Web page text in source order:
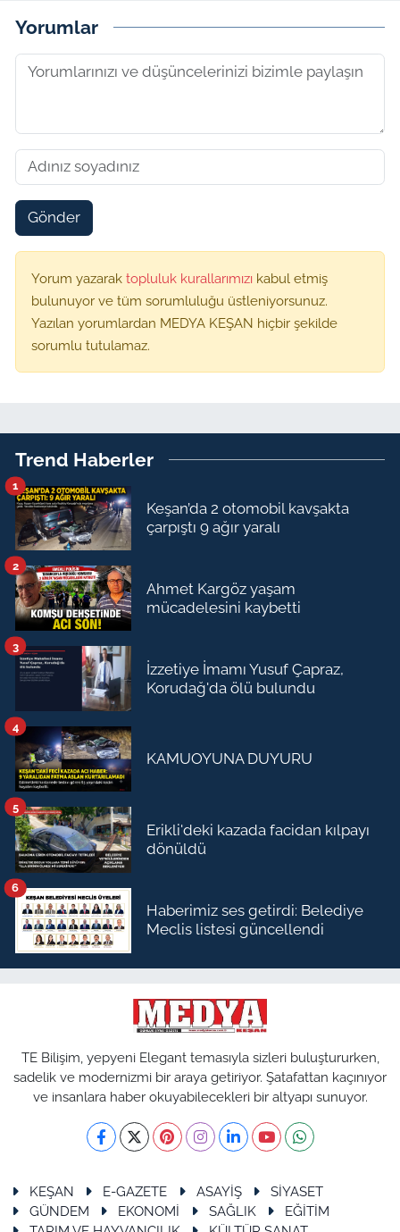
Yorumlar
Gönder
Yorum yazarak topluluk kurallarımızı kabul etmiş
bulunuyor ve tüm sorumluluğu üstleniyorsunuz.
Yazılan yorumlardan MEDYA KEŞAN hiçbir şekilde
sorumlu tutulamaz.
Trend Haberler
Keşan’da 2 otomobil kavşakta
çarpıştı 9 ağır yaralı
1
Ahmet Kargöz yaşam
mücadelesini kaybetti
2
İzzetiye İmamı Yusuf Çapraz,
Korudağ'da ölü bulundu
3
KAMUOYUNA DUYURU
4
Erikli'deki kazada facidan kılpayı
dönüldü
5
Haberimiz ses getirdi: Belediye
Meclis listesi güncellendi
6
TE Bilişim, yepyeni Elegant temasıyla sizleri buluştururken,
sadelik ve modernizmi bir araya getiriyor. Şatafattan kaçınıyor
ve insanlara haber okuyabilecekleri bir altyapı sunuyor.
KEŞAN E-GAZETE ASAYİŞ
SİYASET
GÜNDEM
EKONOMİ SAĞLIK
EĞİTİM